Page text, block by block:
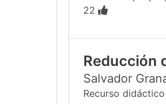
22
Reducción
Salvador
Recurso didáctico